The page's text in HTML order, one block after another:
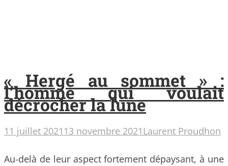
« Hergé au sommet » :
l’homme qui voulait
décrocher la lune
11 juillet 2021 13 novembre 2021 Laurent Proudhon
Au-delà de leur aspect fortement dépaysant, à une